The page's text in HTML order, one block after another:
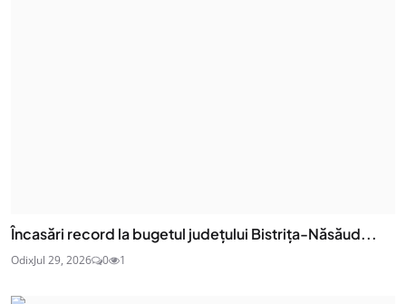
Încasări record la bugetul județului Bistrița-Năsăud...
OdixJul 29, 2026 0 1